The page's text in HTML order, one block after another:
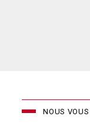
NOUS